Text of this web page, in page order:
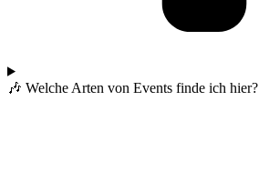
🎶 Welche Arten von Events finde ich hier?